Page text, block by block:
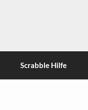
Scrabble Hilfe